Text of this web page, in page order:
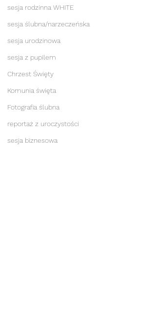
sesja rodzinna WHITE
sesja ślubna/narzeczeńska
sesja urodzinowa
sesja z pupilem
Chrzest Święty
Komunia święta
Fotografia ślubna
reportaż z uroczystości
sesja biznesowa